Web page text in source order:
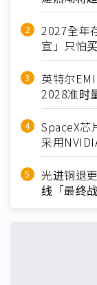
2027全年
宣」只怕
英特尔
2028准时
SpaceX
采用
光进铜退
线「最终战